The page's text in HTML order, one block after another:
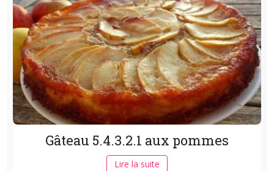
Gâteau 5.4.3.2.1 aux pommes
Lire la suite